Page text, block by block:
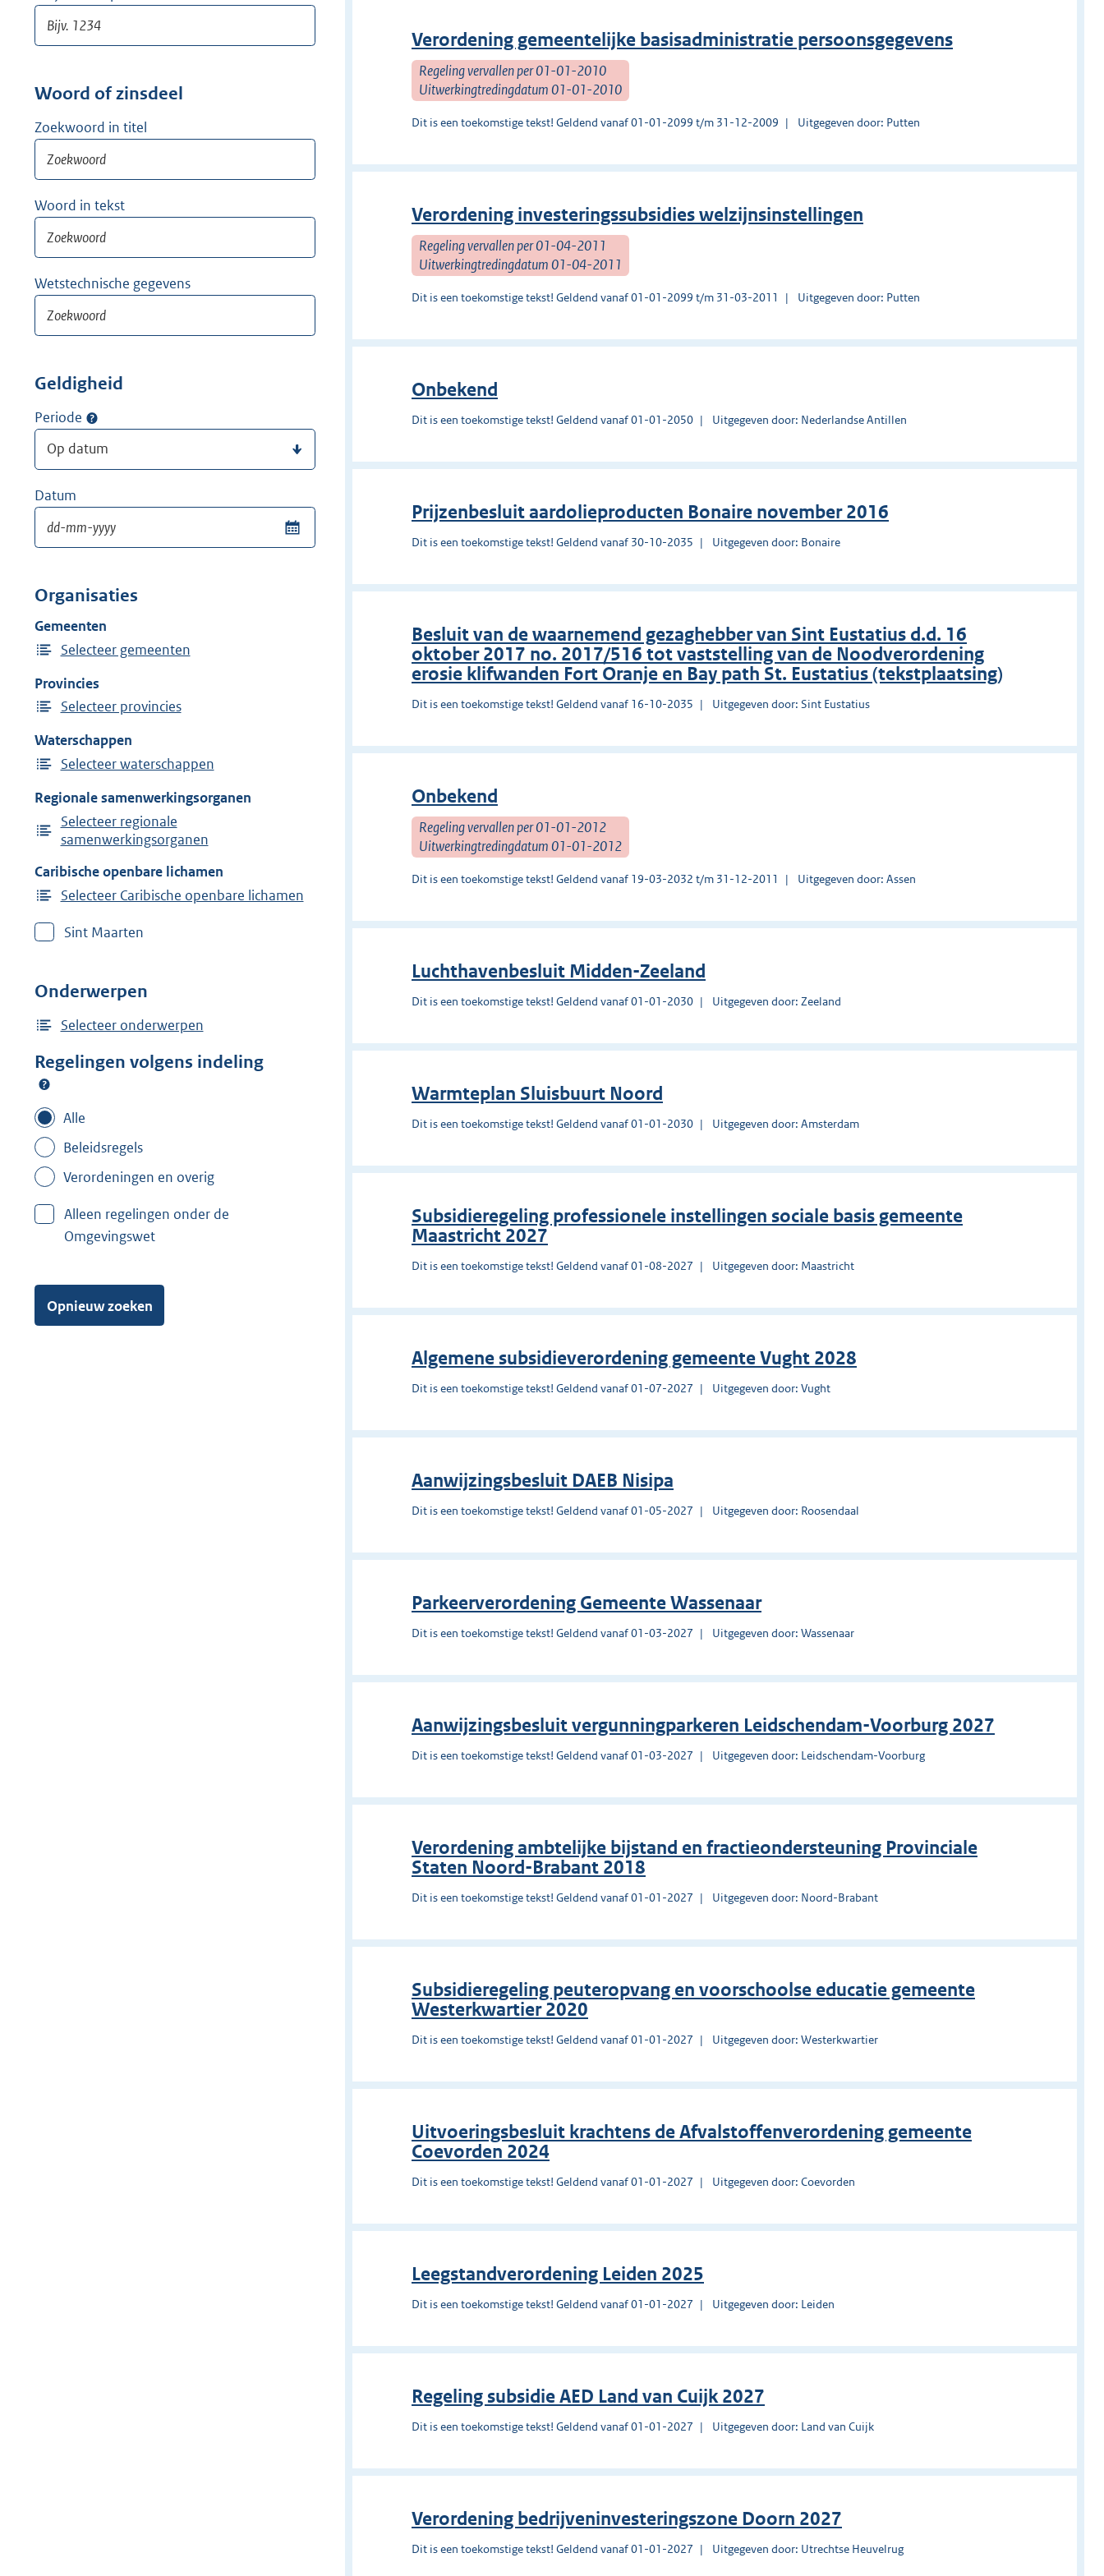
Woord of zinsdeel
Zoekwoord in titel
Woord in tekst
Wetstechnische gegevens
Geldigheid
Periode
Datum
Organisaties
Gemeenten
Selecteer gemeenten
Provincies
Selecteer provincies
Waterschappen
Selecteer waterschappen
Regionale samenwerkingsorganen
Selecteer regionale
samenwerkingsorganen
Caribische openbare lichamen
Selecteer Caribische openbare lichamen
Sint Maarten
Onderwerpen
Selecteer onderwerpen
Regelingen volgens indeling
Alle
Beleidsregels
Verordeningen en overig
Alleen regelingen onder de
Omgevingswet
Opnieuw zoeken
Verordening gemeentelijke basisadministratie persoonsgegevens
Regeling vervallen per 01-01-2010
Uitwerkingtredingdatum 01-01-2010
Dit is een toekomstige tekst! Geldend vanaf 01-01-2099 t/m 31-12-2009 Uitgegeven door: Putten
Verordening investeringssubsidies welzijnsinstellingen
Regeling vervallen per 01-04-2011
Uitwerkingtredingdatum 01-04-2011
Dit is een toekomstige tekst! Geldend vanaf 01-01-2099 t/m 31-03-2011 Uitgegeven door: Putten
Onbekend
Dit is een toekomstige tekst! Geldend vanaf 01-01-2050 Uitgegeven door: Nederlandse Antillen
Prĳzenbesluit aardolieproducten Bonaire november 2016
Dit is een toekomstige tekst! Geldend vanaf 30-10-2035 Uitgegeven door: Bonaire
Besluit van de waarnemend gezaghebber van Sint Eustatius d.d. 16
oktober 2017 no. 2017/516 tot vaststelling van de Noodverordening
erosie klifwanden Fort Oranje en Bay path St. Eustatius (tekstplaatsing)
Dit is een toekomstige tekst! Geldend vanaf 16-10-2035 Uitgegeven door: Sint Eustatius
Onbekend
Regeling vervallen per 01-01-2012
Uitwerkingtredingdatum 01-01-2012
Dit is een toekomstige tekst! Geldend vanaf 19-03-2032 t/m 31-12-2011 Uitgegeven door: Assen
Luchthavenbesluit Midden-Zeeland
Dit is een toekomstige tekst! Geldend vanaf 01-01-2030 Uitgegeven door: Zeeland
Warmteplan Sluisbuurt Noord
Dit is een toekomstige tekst! Geldend vanaf 01-01-2030 Uitgegeven door: Amsterdam
Subsidieregeling professionele instellingen sociale basis gemeente
Maastricht 2027
Dit is een toekomstige tekst! Geldend vanaf 01-08-2027 Uitgegeven door: Maastricht
Algemene subsidieverordening gemeente Vught 2028
Dit is een toekomstige tekst! Geldend vanaf 01-07-2027 Uitgegeven door: Vught
Aanwijzingsbesluit DAEB Nisipa
Dit is een toekomstige tekst! Geldend vanaf 01-05-2027 Uitgegeven door: Roosendaal
Parkeerverordening Gemeente Wassenaar
Dit is een toekomstige tekst! Geldend vanaf 01-03-2027 Uitgegeven door: Wassenaar
Aanwijzingsbesluit vergunningparkeren Leidschendam-Voorburg 2027
Dit is een toekomstige tekst! Geldend vanaf 01-03-2027 Uitgegeven door: Leidschendam-Voorburg
Verordening ambtelijke bijstand en fractieondersteuning Provinciale
Staten Noord-Brabant 2018
Dit is een toekomstige tekst! Geldend vanaf 01-01-2027 Uitgegeven door: Noord-Brabant
Subsidieregeling peuteropvang en voorschoolse educatie gemeente
Westerkwartier 2020
Dit is een toekomstige tekst! Geldend vanaf 01-01-2027 Uitgegeven door: Westerkwartier
Uitvoeringsbesluit krachtens de Afvalstoffenverordening gemeente
Coevorden 2024
Dit is een toekomstige tekst! Geldend vanaf 01-01-2027 Uitgegeven door: Coevorden
Leegstandverordening Leiden 2025
Dit is een toekomstige tekst! Geldend vanaf 01-01-2027 Uitgegeven door: Leiden
Regeling subsidie AED Land van Cuijk 2027
Dit is een toekomstige tekst! Geldend vanaf 01-01-2027 Uitgegeven door: Land van Cuijk
Verordening bedrijveninvesteringszone Doorn 2027
Dit is een toekomstige tekst! Geldend vanaf 01-01-2027 Uitgegeven door: Utrechtse Heuvelrug